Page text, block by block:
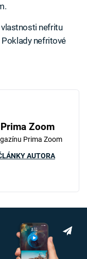
vlastnosti nefritu
nefritové
Zoom
Prima Zoom
AUTORA